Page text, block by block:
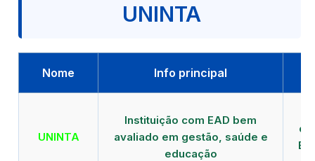
UNINTA
Nome Info principal
UNINTA
Instituição com EAD bem
avaliado em gestão, saúde e
educação